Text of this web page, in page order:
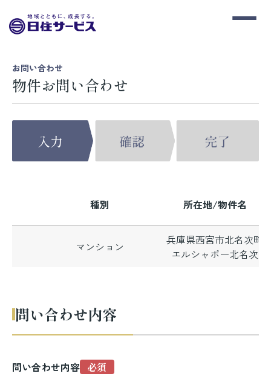
お問い合わせ
物件お問い合わせ
種別 所在地/物件名
マンション
兵庫県西宮市北名次町
エルシャポー北名次
問い合わせ内容
問い合わせ内容